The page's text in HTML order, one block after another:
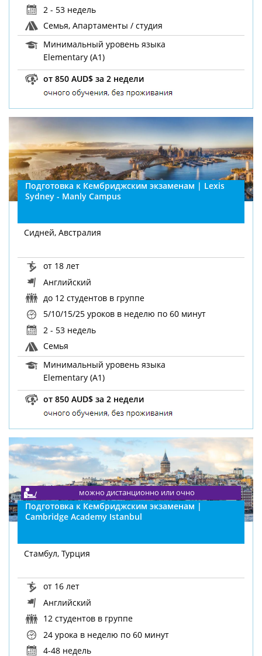
2 - 53 недель
Семья, Апартаменты / студия
Минимальный уровень языка
Elementary (A1)
от 850 AUD$ за 2 недели
Подготовка к Кембриджским экзаменам | Lexis
Sydney - Manly Campus
Сидней, Австралия
от 18 лет
Английский
до 12 студентов в группе
5/10/15/25 уроков в неделю по 60 минут
2 - 53 недель
Семья
Минимальный уровень языка
Elementary (A1)
от 850 AUD$ за 2 недели
Подготовка к Кембриджским экзаменам |
Cambridge Academy Istanbul
дистанционно
можно дистанционно или очно
Стамбул, Турция
от 16 лет
Английский
12 студентов в группе
24 урока в неделю по 60 минут
4-48 недель